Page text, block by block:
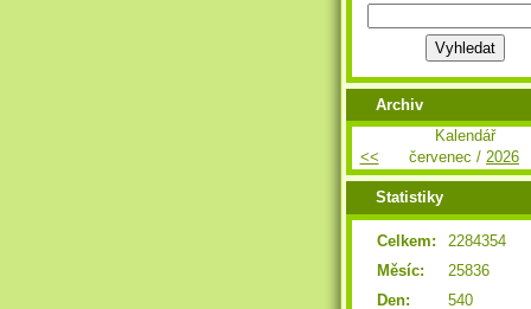
Archiv
Kalendář
<<
červenec / 2026
Statistiky
Celkem:
2284354
Měsíc:
25836
Den:
540